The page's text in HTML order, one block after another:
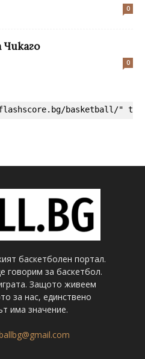
0
Чикаго
0
basketball/"
баскетболен портал.
говорим за баскетбол.
Защото живеем
за нас, единствено
има значение.